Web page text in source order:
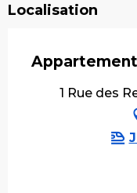
Localisation
1 Rue des